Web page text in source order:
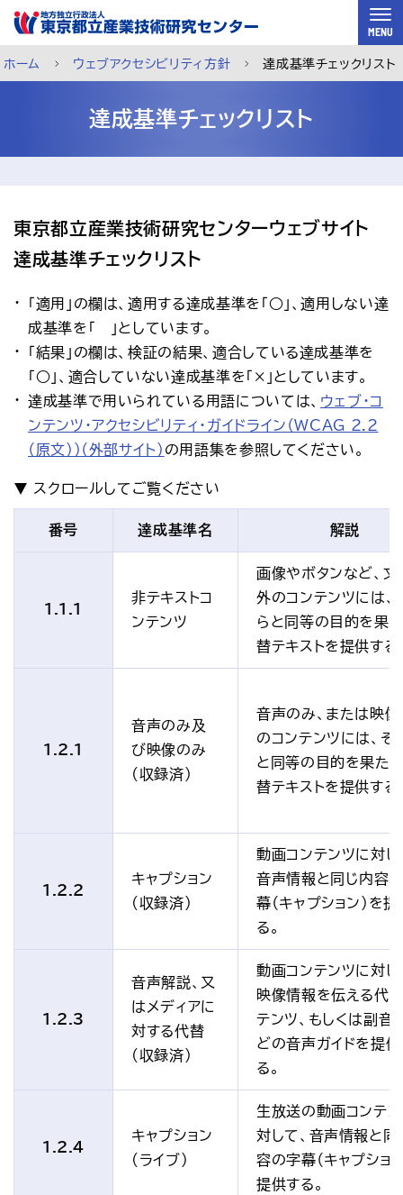
スキップして本文へ
MENU
チャットで相談 ご利用案内 メルマガ登録
アクセス お問い合わせ
プレスリリース English
ホーム ウェブアクセシビリティ方針 達成基準チェックリスト
達成基準チェックリスト
東京都立産業技術研究センターウェブサイト
達成基準チェックリスト
「適用」の欄は、適用する達成基準を「○」、適用しない達
成基準を「―」としています。
「結果」の欄は、検証の結果、適合している達成基準を
「○」、適合していない達成基準を「×」としています。
達成基準で用いられている用語については、 ウェブ・コ
ンテンツ・アクセシビリティ・ガイドライン（WCAG 2.2
（原文））（外部サイト） の用語集を参照してください。
番号 達成基準名 解説
1.1.1
非テキストコ
ンテンツ
画像やボタンなど、文
外のコンテンツには、
らと同等の目的を果
替テキストを提供する
1.2.1
音声のみ及
び映像のみ
(収録済)
音声のみ、または映
のコンテンツには、そ
と同等の目的を果た
替テキストを提供する
1.2.2
キャプション
(収録済)
動画コンテンツに対し
音声情報と同じ内容
幕（キャプション）を
る。
1.2.3
音声解説、又
はメディアに
対する代替
(収録済)
動画コンテンツに対し
映像情報を伝える代
テンツ、もしくは副音
どの音声ガイドを提供
る。
1.2.4
キャプション
(ライブ)
生放送の動画コンテ
対して、音声情報と同
容の字幕（キャプショ
提供する。